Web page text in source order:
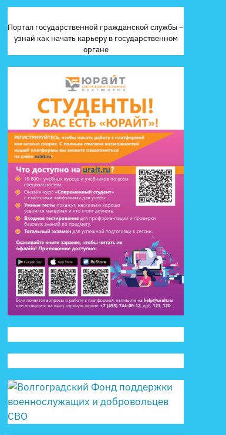
Портал государственной гражданской службы –
узнай как начать карьеру в государственном
органе